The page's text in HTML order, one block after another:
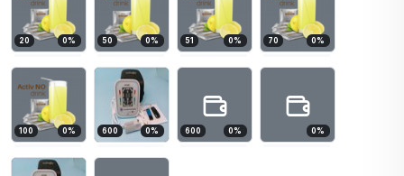
20 0% 50 0% 51 0% 70 0%
100 0% 600 0% 600 0% 0%